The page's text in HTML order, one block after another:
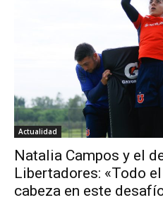
Actualidad
Natalia Campos y el
Libertadores: «Todo
cabeza en este